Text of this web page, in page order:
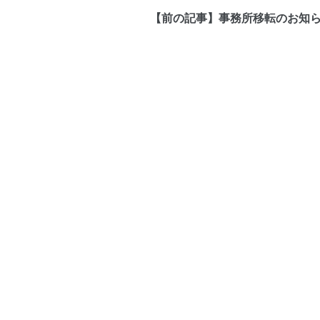
【前の記事】事務所移転のお知